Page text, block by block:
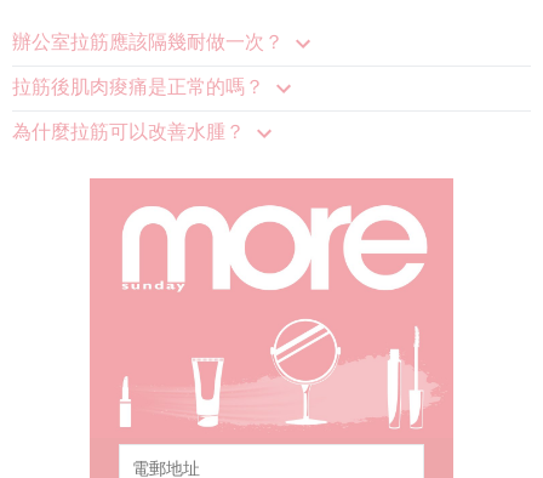
辦公室拉筋應該隔幾耐做一次？
拉筋後肌肉痠痛是正常的嗎？
為什麼拉筋可以改善水腫？